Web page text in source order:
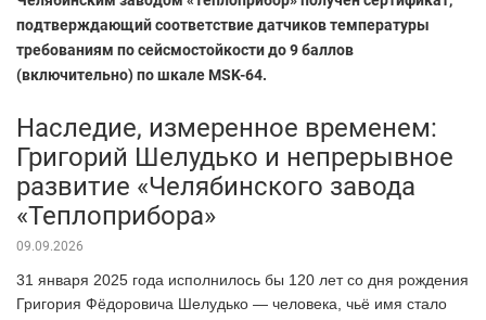
подтверждающий соответствие датчиков температуры
требованиям по сейсмостойкости до 9 баллов
(включительно) по шкале MSK-64.
Наследие, измеренное временем:
Григорий Шелудько и непрерывное
развитие «Челябинского завода
«Теплоприбора»
09.09.2026
31 января 2025 года исполнилось бы 120 лет со дня рождения
Григория Фёдоровича Шелудько — человека, чьё имя стало